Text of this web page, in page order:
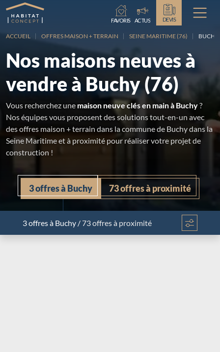
FAVORIS ACTUS DEVIS
ACCUEIL OFFRES MAISON + TERRAIN SEINE MARITIME (76) BUCHY
Nos maisons neuves à
vendre à Buchy (76)
Vous recherchez une maison neuve clés en main à Buchy?
Nos équipes vous proposent des solutions tout-en-un avec
des offres maison + terrain dans la commune de Buchy dans la
Seine Maritime et à proximité pour réaliser votre projet de
construction !
3 offres à Buchy 73 offres à proximité
3 offresà Buchy / 73 offres à proximité